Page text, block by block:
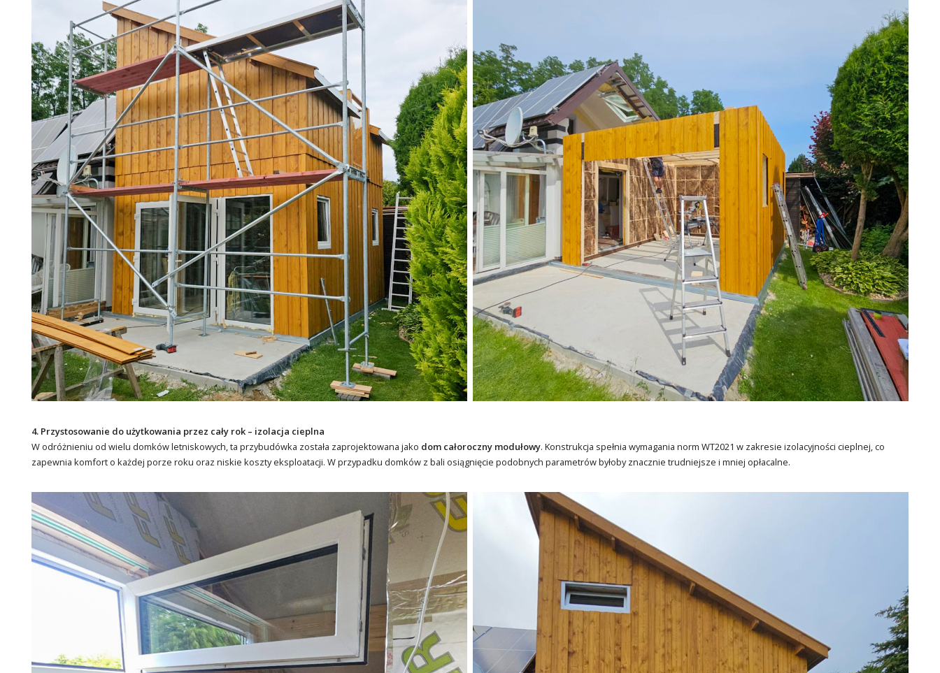
4. Przystosowanie do użytkowania przez cały rok – izolacja cieplna
W odróżnieniu od wielu domków letniskowych, ta przybudówka została zaprojektowana jako dom całoroczny modułowy. Konstrukcja spełnia wymagania norm WT2021 w zakresie izolacyjności cieplnej, co
zapewnia komfort o każdej porze roku oraz niskie koszty eksploatacji. W przypadku domków z bali osiągnięcie podobnych parametrów byłoby znacznie trudniejsze i mniej opłacalne.